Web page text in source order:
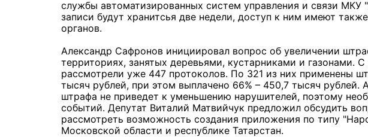
службы автоматизированных систем управления и связи МКУ
записи будут хранитсья две недели, доступ к ним имеют
органов.
Александр Сафронов инициировал вопрос об увеличении
территориях, занятых деревьями, кустарниками и газонами.
рассмотрели уже 447 протоколов. По 321 из них применены
тысяч рублей, при этом выплачено 66% – 450,7 тысяч рублей.
штрафа не приведет к уменьшению нарушителей, поэтому
событий. Депутат Виталий Матвийчук предложил обсудить
рассмотреть возможность создания приложения по типу
Московской области и республике Татарстан.